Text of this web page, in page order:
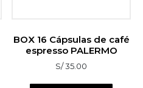
BOX 16 Cápsulas de café
espresso PALERMO
S/35.00